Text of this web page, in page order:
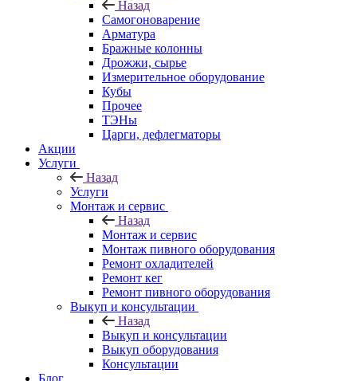
Назад
Самогоноварение
Арматура
Бражные колонны
Дрожжи, сырье
Измерительное оборудование
Кубы
Прочее
ТЭНы
Царги, дефлегматоры
Акции
Услуги
Назад
Услуги
Монтаж и сервис
Назад
Монтаж и сервис
Монтаж пивного оборудования
Ремонт охладителей
Ремонт кег
Ремонт пивного оборудования
Выкуп и консультации
Назад
Выкуп и консультации
Выкуп оборудования
Консультации
Блог